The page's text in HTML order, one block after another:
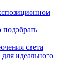
подобрать
света
идеального